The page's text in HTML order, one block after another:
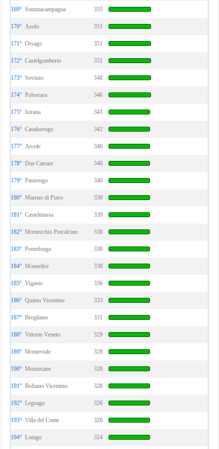
169° Sommacampagna 355
170° Asolo 351
171° Orsago 351
172° Castelgomberto 351
173° Sovizzo 348
174° Polverara 346
175° Istrana 343
176° Casalserugo 342
177° Arcole 340
178° Due Carrare 340
179° Pastrengo 340
180° Mareno di Piave 339
181° Castelmassa 339
182° Montecchio Precalcino 338
183° Pontelongo 338
184° Monselice 338
185° Vigasio 336
186° Quinto Vicentino 333
187° Brogliano 331
188° Vittorio Veneto 329
189° Monteviale 328
190° Mozzecane 328
191° Bolzano Vicentino 328
192° Legnago 326
193° Villa del Conte 326
194° Lonigo 324